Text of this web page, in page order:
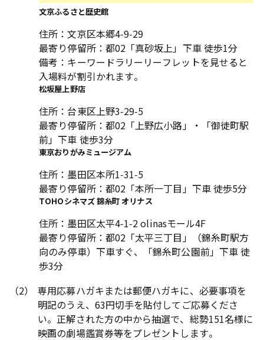
文京ふるさと歴史館
住所：文京区本郷4-9-29
最寄り停留所：都02「真砂坂上」下車 徒歩1分
備考：キーワードラリーリーフレットを見せると
入場料が割引かれます。
松坂屋上野店
住所：台東区上野3-29-5
最寄り停留所：都02「上野広小路」・「御徒町駅
前」下車 徒歩3分
東京おりがみミュージアム
住所：墨田区本所1-31-5
最寄り停留所：都02「本所一丁目」下車 徒歩5分
TOHOシネマズ 錦糸町 オリナス
住所：墨田区太平4-1-2 olinasモール4F
最寄り停留所：都02「太平三丁目」（錦糸町駅方
向のみ停車）下車すぐ、「錦糸町公園前」下車 徒
歩3分
（2）
専用応募ハガキまたは郵便ハガキに、必要事項を
明記のうえ、63円切手を貼付してご応募くださ
い。正解された方の中から抽選で、総勢151名様に
映画の劇場鑑賞券等をプレゼントします。